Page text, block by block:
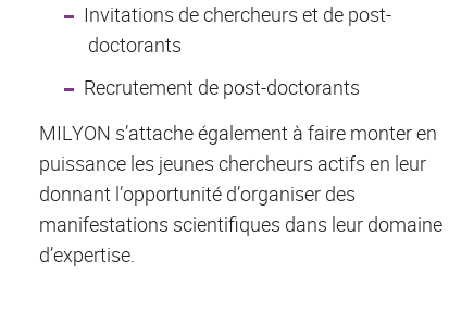
Invitations de chercheurs et de post-
doctorants
Recrutement de post-doctorants
MILYON s’attache également à faire monter en
puissance les jeunes chercheurs actifs en leur
donnant l’opportunité d’organiser des
manifestations scientifiques dans leur domaine
d’expertise.